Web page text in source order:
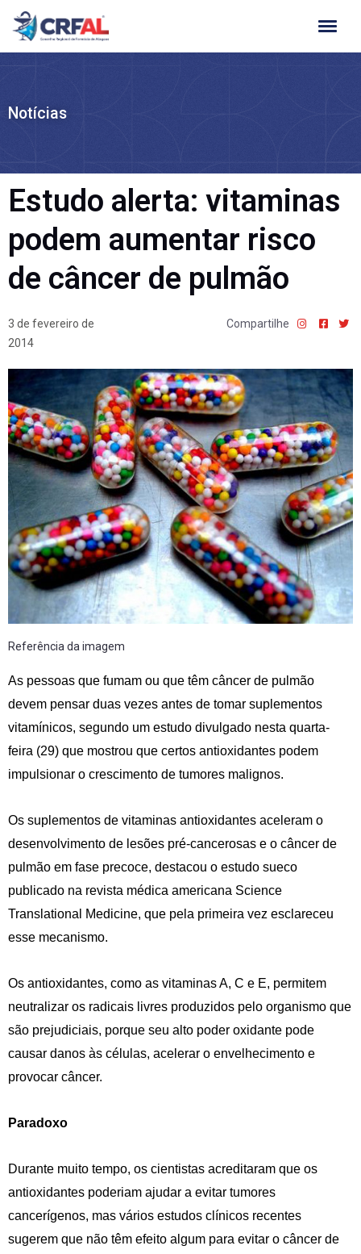
Ir
para
Notícias
Estudo alerta: vitaminas
podem aumentar risco
de câncer de pulmão
3 de fevereiro de
2014
Compartilhe
Referência da imagem
As pessoas que fumam ou que têm câncer de pulmão
devem pensar duas vezes antes de tomar suplementos
vitamínicos, segundo um estudo divulgado nesta quarta-
feira (29) que mostrou que certos antioxidantes podem
impulsionar o crescimento de tumores malignos.
Os suplementos de vitaminas antioxidantes aceleram o
desenvolvimento de lesões pré-cancerosas e o câncer de
pulmão em fase precoce, destacou o estudo sueco
publicado na revista médica americana Science
Translational Medicine, que pela primeira vez esclareceu
esse mecanismo.
Os antioxidantes, como as vitaminas A, C e E, permitem
neutralizar os radicais livres produzidos pelo organismo que
são prejudiciais, porque seu alto poder oxidante pode
causar danos às células, acelerar o envelhecimento e
provocar câncer.
Paradoxo
Durante muito tempo, os cientistas acreditaram que os
antioxidantes poderiam ajudar a evitar tumores
cancerígenos, mas vários estudos clínicos recentes
sugerem que não têm efeito algum para evitar o câncer de